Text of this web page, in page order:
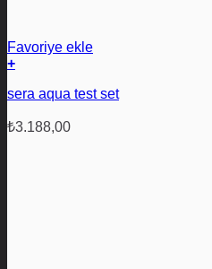
Favoriye ekle
+
sera aqua test set
₺3.188,00